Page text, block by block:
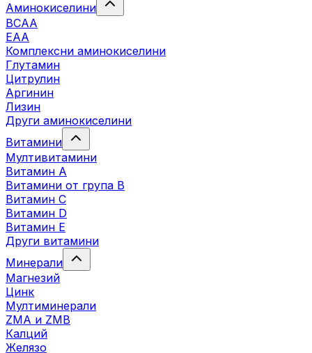
Аминокиселини
BCAA
EAA
Комплексни аминокиселини
Глутамин
Цитрулин
Аргинин
Лизин
Други аминокиселини
Витамини
Мултивитамини
Витамин А
Витамини от група B
Витамин C
Витамин D
Витамин E
Други витамини
Минерали
Магнезий
Цинк
Мултиминерали
ZMA и ZMB
Калций
Желязо